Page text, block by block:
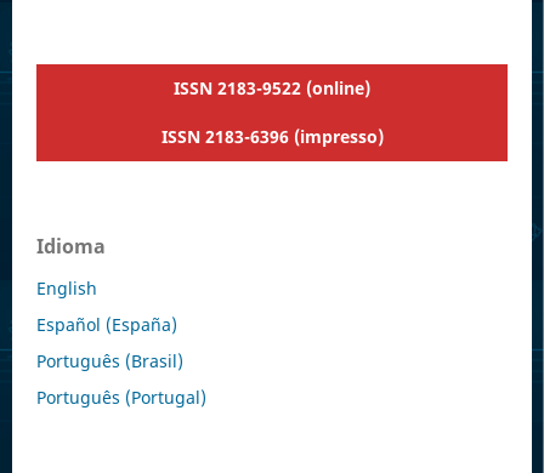
ISSN 2183-9522 (online)
ISSN 2183-6396 (impresso)
Idioma
English
Español (España)
Português (Brasil)
Português (Portugal)